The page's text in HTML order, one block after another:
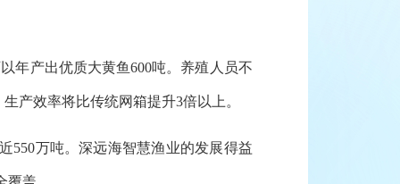
产出优质大黄鱼600吨。养殖人员不
产效率将比传统网箱提升3倍以上。
万吨。深远海智慧渔业的发展得益